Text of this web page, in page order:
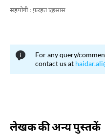
सहयोगी : फ़रहत एहसास
For any query/
contact us at
लेखक की अन्य पुस्तकें